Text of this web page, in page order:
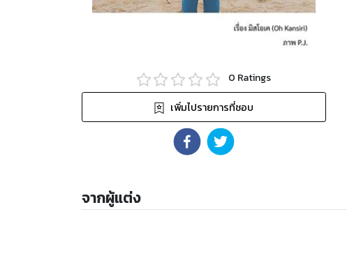
0 Ratings
เพิ่มไปรายการที่ชอบ
จากผู้แต่ง